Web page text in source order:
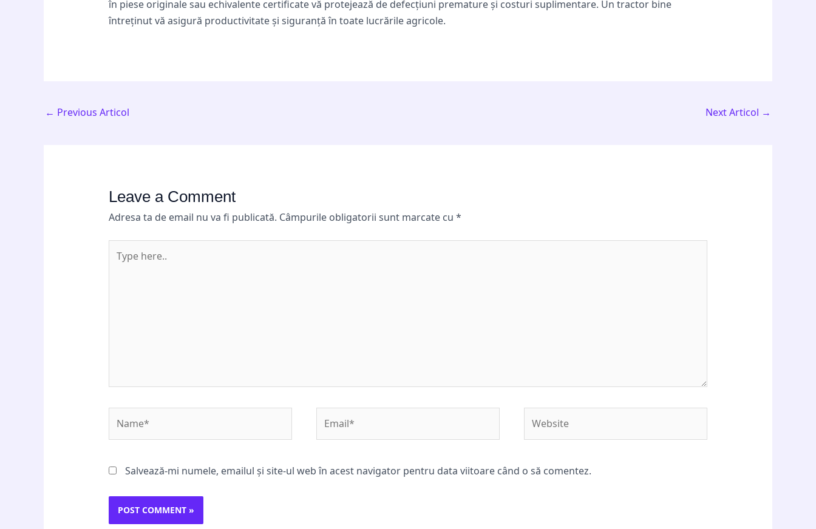
în piese originale sau echivalente certificate vă protejează de defecțiuni premature și costuri suplimentare. Un tractor bine
întreținut vă asigură productivitate și siguranță în toate lucrările agricole.
← Previous Articol Next Articol →
Leave a Comment
Adresa ta de email nu va fi publicată. Câmpurile obligatorii sunt marcate cu *
here..
Salvează-mi numele, emailul și site-ul web în acest navigator pentru data viitoare când o să comentez.